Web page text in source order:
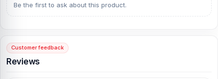
to get this official and original brand product and receive customer
support from our expert technicians at Nur Telecom. Our shop
[/vc_column][/vc_row]
Be the first to ask about this product.
Customer feedback
Reviews